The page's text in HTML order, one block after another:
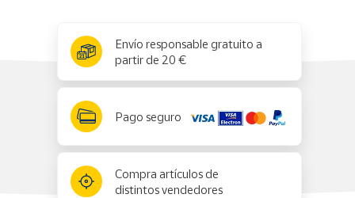
Envío responsable gratuito a
partir de 20 €
Pago seguro
Compra artículos de
distintos vendedores